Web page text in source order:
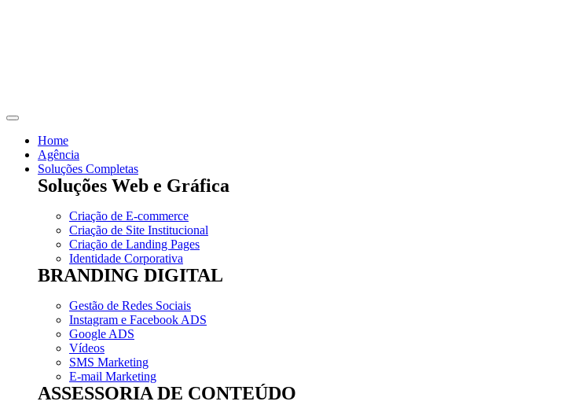
Home
Agência
Soluções Completas
Soluções Web e Gráfica
Criação de E-commerce
Criação de Site Institucional
Criação de Landing Pages
Identidade Corporativa
BRANDING DIGITAL
Gestão de Redes Sociais
Instagram e Facebook ADS
Google ADS
Vídeos
SMS Marketing
E-mail Marketing
ASSESSORIA DE CONTEÚDO